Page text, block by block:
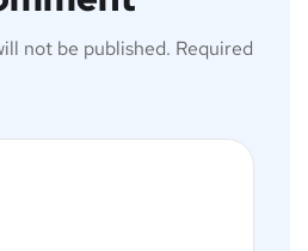
not be published. Required